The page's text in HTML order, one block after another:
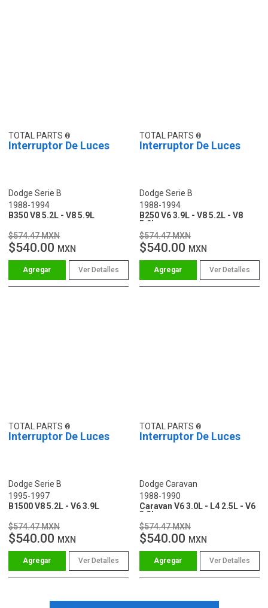
TOTAL PARTS
Interruptor De Luces
Dodge Serie B
1988-1994
B350 V8 5.2L - V8 5.9L
$574.47 MXN
$540.00 MXN
Ver Detalles
TOTAL PARTS
Interruptor De Luces
Dodge Serie B
1988-1994
B250 V6 3.9L - V8 5.2L - V8
5.9L
$574.47 MXN
$540.00 MXN
Ver Detalles
TOTAL PARTS
Interruptor De Luces
Dodge Serie B
1995-1997
B1500 V8 5.2L - V6 3.9L
$574.47 MXN
$540.00 MXN
Ver Detalles
TOTAL PARTS
Interruptor De Luces
Dodge Caravan
1988-1990
Caravan V6 3.0L - L4 2.5L - V6
3.3L
$574.47 MXN
$540.00 MXN
Ver Detalles